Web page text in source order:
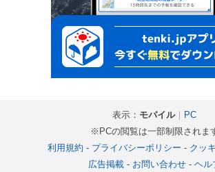
表示： モバイル｜ PC
※PCの閲覧は一部制限されま
利用規約 - プライバシーポリシー - クッ
広告掲載- お問い合わせ- ヘル